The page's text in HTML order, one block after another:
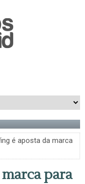
é aposta da marca
para